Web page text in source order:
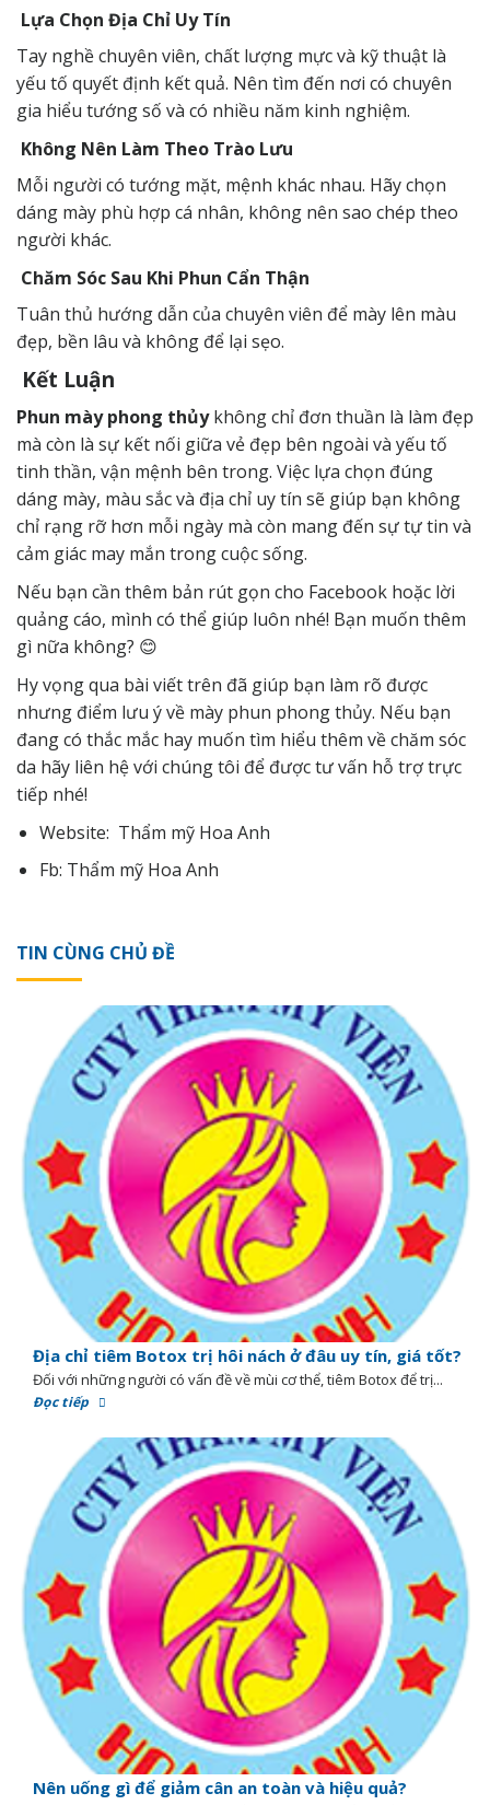
Lựa Chọn Địa Chỉ Uy Tín
Tay nghề chuyên viên, chất lượng mực và kỹ thuật là
yếu tố quyết định kết quả. Nên tìm đến nơi có chuyên
gia hiểu tướng số và có nhiều năm kinh nghiệm.
Không Nên Làm Theo Trào Lưu
Mỗi người có tướng mặt, mệnh khác nhau. Hãy chọn
dáng mày phù hợp cá nhân, không nên sao chép theo
người khác.
Chăm Sóc Sau Khi Phun Cẩn Thận
Tuân thủ hướng dẫn của chuyên viên để mày lên màu
đẹp, bền lâu và không để lại sẹo.
Kết Luận
Phun mày phong thủykhông chỉ đơn thuần là làm đẹp
mà còn là sự kết nối giữa vẻ đẹp bên ngoài và yếu tố
tinh thần, vận mệnh bên trong. Việc lựa chọn đúng
dáng mày, màu sắc và địa chỉ uy tín sẽ giúp bạn không
chỉ rạng rỡ hơn mỗi ngày mà còn mang đến sự tự tin và
cảm giác may mắn trong cuộc sống.
Nếu bạn cần thêm bản rút gọn cho Facebook hoặc lời
quảng cáo, mình có thể giúp luôn nhé! Bạn muốn thêm
gì nữa không? 😊
Hy vọng qua bài viết trên đã giúp bạn làm rõ được
nhưng điểm lưu ý về mày phun phong thủy. Nếu bạn
đang có thắc mắc hay muốn tìm hiểu thêm về chăm sóc
da hãy liên hệvới chúng tôi để được tư vấn hỗ trợ trực
tiếp nhé!
Website: Thẩm mỹ Hoa Anh
Fb: Thẩm mỹ Hoa Anh
TIN CÙNG CHỦ ĐỀ
Địa chỉ tiêm Botox trị hôi nách ở đâu uy tín, giá tốt?
Đối với những người có vấn đề về mùi cơ thể, tiêm Botox để trị...
Đọc tiếp
Nên uống gì để giảm cân an toàn và hiệu quả?